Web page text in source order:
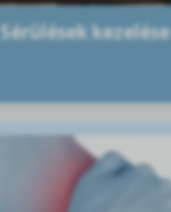
Sérülések kezelése